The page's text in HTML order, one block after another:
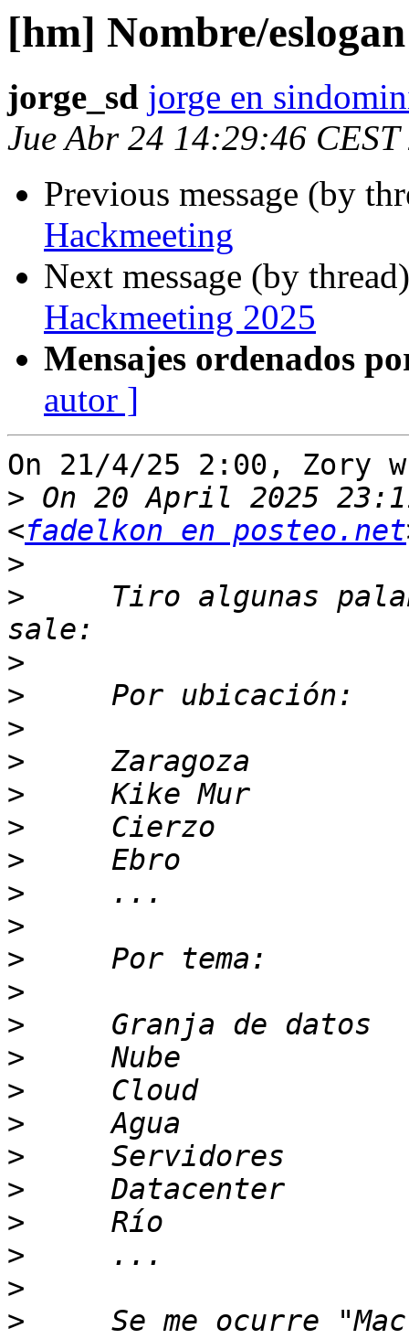
[hm] Nombre/
jorge_sd jorge en
Jue Abr 24 14:29:46 CEST
Previous message (by
Hackmeeting
Next message (by
Hackmeeting 2025
Mensajes ordenados
autor ]
On 21/4/25 2:00, Zory
> On 20 April 2025
<fadelkon en posteo.net
>
>
Tiro algunas
>
>
>
>
>
>
>
>
>
>
>
>
>
>
>
>
>
>
>
>
>
Se me ocurre